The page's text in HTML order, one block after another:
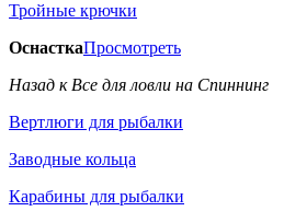
Тройные крючки
ОснасткаПросмотреть
Назад к Все для ловли на Спиннинг
Вертлюги для рыбалки
Заводные кольца
Карабины для рыбалки